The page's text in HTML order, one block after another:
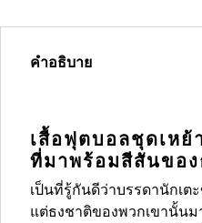
คำอธิบาย
เสื้อฟุตบอลชุดเหย้
ที่มาพร้อมสีสันของ
เป็นที่รู้กันดีว่าบรรดานักเ
แต่ธงชาติของพวกเขานั้นม